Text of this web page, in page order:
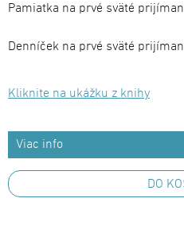
Pamiatka na prvé sväté
Denníček na prvé sväté
Kliknite na ukážku z knihy
Viac info
DO